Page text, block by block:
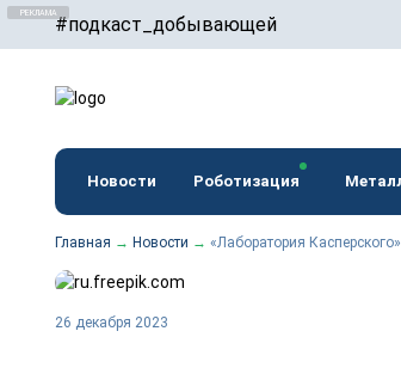
#подкаст_добывающей
erid: F7NfYUJCUneTVxVUwxTu
Новости Роботизация
Главная → Новости → «Лаборатория
26 декабря 2023